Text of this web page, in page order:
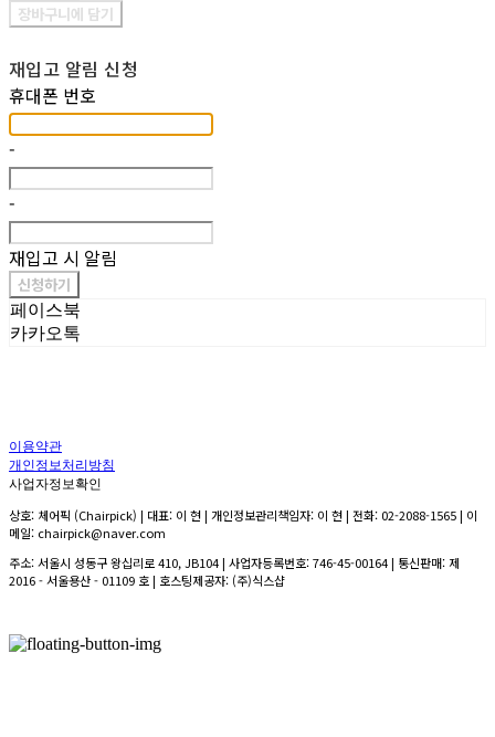
장바구니에 담기
재입고 알림 신청
휴대폰 번호
-
-
재입고 시 알림
신청하기
페이스북
카카오톡
이용약관
개인정보처리방침
사업자정보확인
상호: 체어픽 (Chairpick) | 대표: 이 현 | 개인정보관리책임자: 이 현 | 전화: 02-2088-1565 | 이
메일: chairpick@naver.com
주소: 서울시 성동구 왕십리로 410, JB104 | 사업자등록번호:746-45-00164| 통신판매:제
2016 - 서울용산 - 01109 호| 호스팅제공자: (주)식스샵